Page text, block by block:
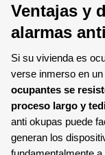
Ventajas y
alarmas
Si su vivienda es
verse inmerso en un
ocupantes se
proceso largo y
anti okupas puede
generan los